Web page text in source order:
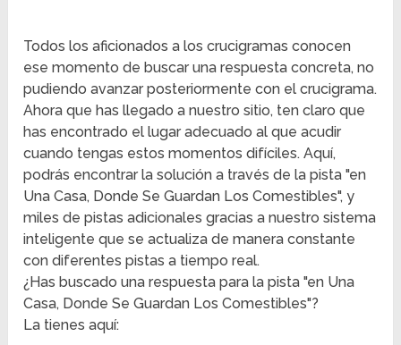
Todos los aficionados a los crucigramas conocen
ese momento de buscar una respuesta concreta, no
pudiendo avanzar posteriormente con el crucigrama.
Ahora que has llegado a nuestro sitio, ten claro que
has encontrado el lugar adecuado al que acudir
cuando tengas estos momentos difíciles. Aquí,
podrás encontrar la solución a través de la pista "en
Una Casa, Donde Se Guardan Los Comestibles", y
miles de pistas adicionales gracias a nuestro sistema
inteligente que se actualiza de manera constante
con diferentes pistas a tiempo real.
¿Has buscado una respuesta para la pista "en Una
Casa, Donde Se Guardan Los Comestibles"?
La tienes aquí: